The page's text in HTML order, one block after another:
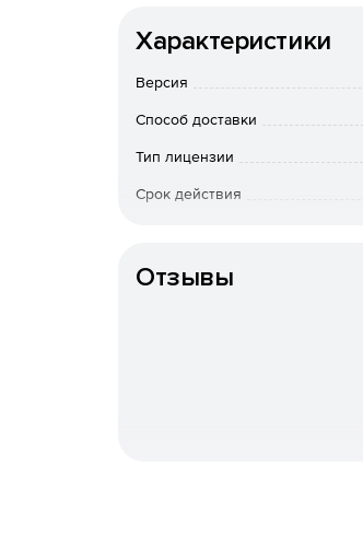
Эффективность траты
Правильность
Rodstar предлагает сложный
входные/выходные значения
Rodstar анализирует
нагрузки и их расположение
Характеристики
Версия
Способ доставки
Тип лицензии
Срок действия
Отзывы